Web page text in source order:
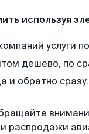
используя
услуги
дешево, по
и обратно
распродажи